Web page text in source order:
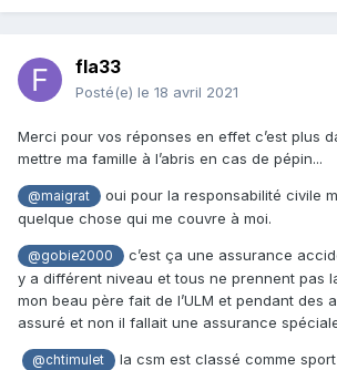
fla33
Posté(e) le 18 avril 2021
Merci pour vos réponses en effet c’est plus
mettre ma famille à l’abris en cas de pépin...
@maigrat
oui pour la responsabilité civile
quelque chose qui me couvre à moi.
@gobie2000
c’est ça une assurance
y a différent niveau et tous ne prennent pas
mon beau père fait de l’ULM et pendant des
assuré et non il fallait une assurance
@chtimulet
la csm est classé comme